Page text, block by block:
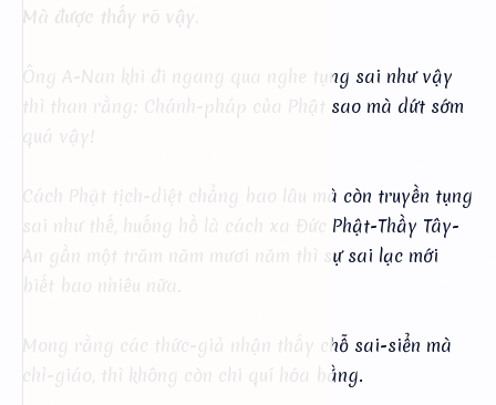
Mà được thấy rõ vậy.
Ông A-Nan khi đi ngang qua nghe tụng sai như vậy
thì than rằng: Chánh-pháp của Phật sao mà dứt sớm
quá vậy!
Cách Phật tịch-diệt chẳng bao lâu mà còn truyền tụng
sai như thế, huống hồ là cách xa Đức Phật-Thầy Tây-
An gần một trăm năm mươi năm thì sự sai lạc mới
biết bao nhiêu nữa.
Mong rằng các thức-giả nhận thấy chỗ sai-siển mà
chỉ-giáo, thì không còn chi quí hóa bằng.